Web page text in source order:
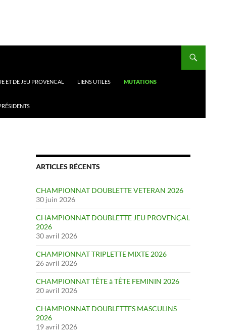
ET DE JEU PROVENCAL LIENS UTILES MUTATIONS
ARTICLES RÉCENTS
CHAMPIONNAT DOUBLETTE VETERAN 2026
30 juin 2026
CHAMPIONNAT DOUBLETTE JEU PROVENÇAL
2026
30 avril 2026
CHAMPIONNAT TRIPLETTE MIXTE 2026
26 avril 2026
CHAMPIONNAT TÊTE à TÊTE FEMININ 2026
20 avril 2026
CHAMPIONNAT DOUBLETTES MASCULINS
2026
19 avril 2026